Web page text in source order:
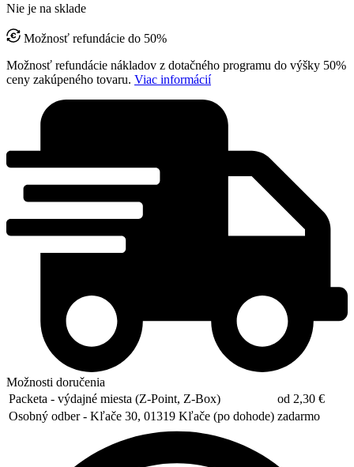
Nie je na sklade
Možnosť refundácie do 50%
Možnosť refundácie nákladov z dotačného programu do výšky 50%
ceny zakúpeného tovaru. Viac informácií
Možnosti doručenia
Packeta - výdajné miesta (Z-Point, Z-Box)
od 2,30 €
Osobný odber - Kľače 30, 01319 Kľače (po dohode) zadarmo